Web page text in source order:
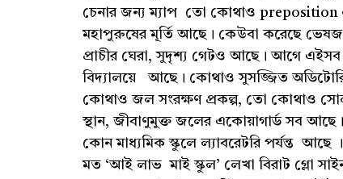
চেনার জন্য ম্যাপ তো কোথাও preposition
মহাপুরুষের মূর্তি আছে। কেউবা করেছে
প্রাচীর ঘেরা, সুদৃশ্য গেটও আছে। আগে
বিদ্যালয়ে আছে। কোথাও সুসজ্জিত
কোথাও জল সংরক্ষণ প্রকল্প, তো কোথাও
স্থান, জীবাণুমুক্ত জলের একোয়াগার্ড সব
কোন মাধ্যমিক স্কুলে ল্যাবরেটরি পর্যন্ত
মত ‘আই লাভ মাই স্কুল’ লেখা বিরাট গ্লো